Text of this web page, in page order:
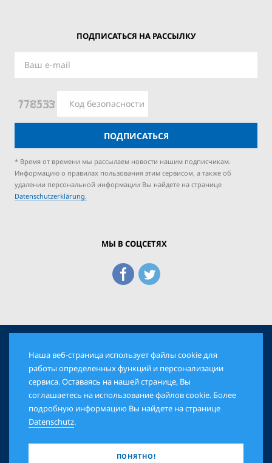
ПОДПИСАТЬСЯ НА РАССЫЛКУ
ПОДПИСАТЬСЯ
* Время от времени мы рассылаем новости нашим подписчикам.
Информацию о правилах пользования этим сервисом, а также об
удалении персональной информации Вы найдете на странице
Datenschutzerklärung.
МЫ В СОЦСЕТЯХ
© 2026 Еврейская Панорама. Все права защищены
AGB DATENSCHUTZ IMPRESSUM
Наша веб-страница использует файлы cookie для
работы определенных функций и персонализации
сервиса. Оставаясь на нашей странице, Вы
соглашаетесь на использование файлов cookie. Более
подробную информацию Вы найдете на странице
Datenschutz.
ПОНЯТНО!